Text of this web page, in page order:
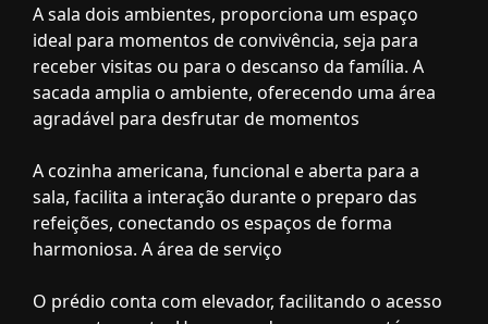
A sala dois ambientes, proporciona um espaço
ideal para momentos de convivência, seja para
receber visitas ou para o descanso da família. A
sacada amplia o ambiente, oferecendo uma área
agradável para desfrutar de momentos
A cozinha americana, funcional e aberta para a
sala, facilita a interação durante o preparo das
refeições, conectando os espaços de forma
harmoniosa. A área de serviço
O prédio conta com elevador, facilitando o acesso